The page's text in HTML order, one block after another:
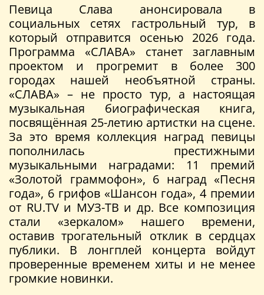
Певица Слава анонсировала в
социальных сетях гастрольный тур, в
который отправится осенью 2026 года.
Программа «СЛАВА» станет заглавным
проектом и прогремит в более 300
городах нашей необъятной страны.
«СЛАВА» – не просто тур, а настоящая
музыкальная биографическая книга,
посвящённая 25-летию артистки на сцене.
За это время коллекция наград певицы
пополнилась престижными
музыкальными наградами: 11 премий
«Золотой граммофон», 6 наград «Песня
года», 6 грифов «Шансон года», 4 премии
от RU.TV и МУЗ-ТВ и др. Все композиция
стали «зеркалом» нашего времени,
оставив трогательный отклик в сердцах
публики. В лонгплей концерта войдут
проверенные временем хиты и не менее
громкие новинки.